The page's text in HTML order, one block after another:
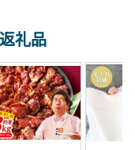
礼品